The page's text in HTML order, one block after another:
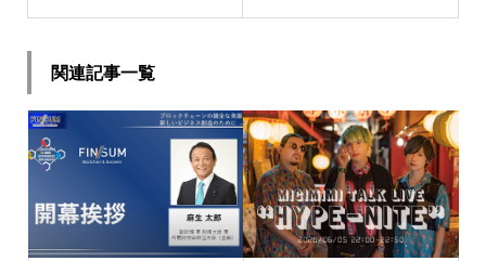
関連記事一覧